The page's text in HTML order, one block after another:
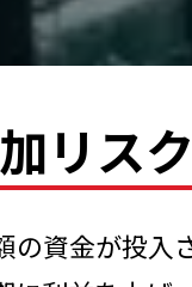
リス
の資金が投入